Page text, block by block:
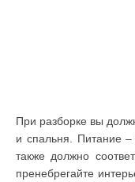
При разборке вы
и спальня. Питание
также должно
пренебрегайте